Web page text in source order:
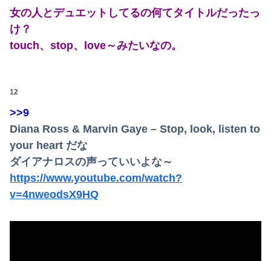
【悲報】週間少年ジャンプの「グッズ(43億円分)」を注文し全てキャンセルした女逮捕ｗｗｗｗｗｗｗｗ
【朗報】むちむち女子バレー選手さん、脱いでしまう💕
女の人とデュエットしてるの何てタイトルだったっ
け？
touch、stop、love～みたいなの。
12
>>9
Diana Ross & Marvin Gaye – Stop, look, listen to
your heart だな
ダイアナロスの声っていいよな～
https://www.youtube.com/watch?
v=4nweodsX9HQ